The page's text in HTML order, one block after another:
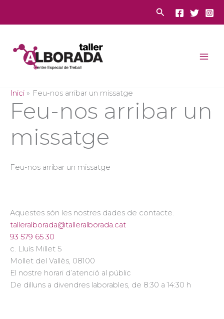
Cerca
Inici Feu-nos arribar un missatge
Feu-nos arribar un
missatge
Feu-nos arribar un missatge
Aquestes són les nostres dades de contacte.
talleralborada@talleralborada.cat
93 579 65 30
c. Lluís Millet 5
Mollet del Vallès, 08100
El nostre horari d’atenció al públic
De dilluns a divendres laborables, de 8:30 a 14:30 h